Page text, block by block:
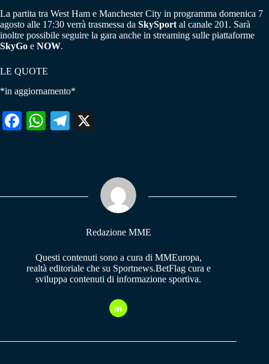
La partita tra West Ham e Manchester City in programma domenica 7
agosto alle 17:30 verrà trasmessa da SkySport al canale 201. Sarà
inoltre possibile seguire la gara anche in streaming sulle piattaforme
SkyGo e NOW.
LE QUOTE
*in aggiornamento*
Fa W
pp
Te
m
Redazione MME
Questi contenuti sono a cura di MMEuropa,
realtà editoriale che su Sportnews.BetFlag cura e
sviluppa contenuti di informazione sportiva.